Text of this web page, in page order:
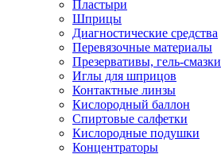
Пластыри
Шприцы
Диагностические средства
Перевязочные материалы
Презервативы, гель-смазки
Иглы для шприцов
Контактные линзы
Кислородный баллон
Спиртовые салфетки
Кислородные подушки
Концентраторы